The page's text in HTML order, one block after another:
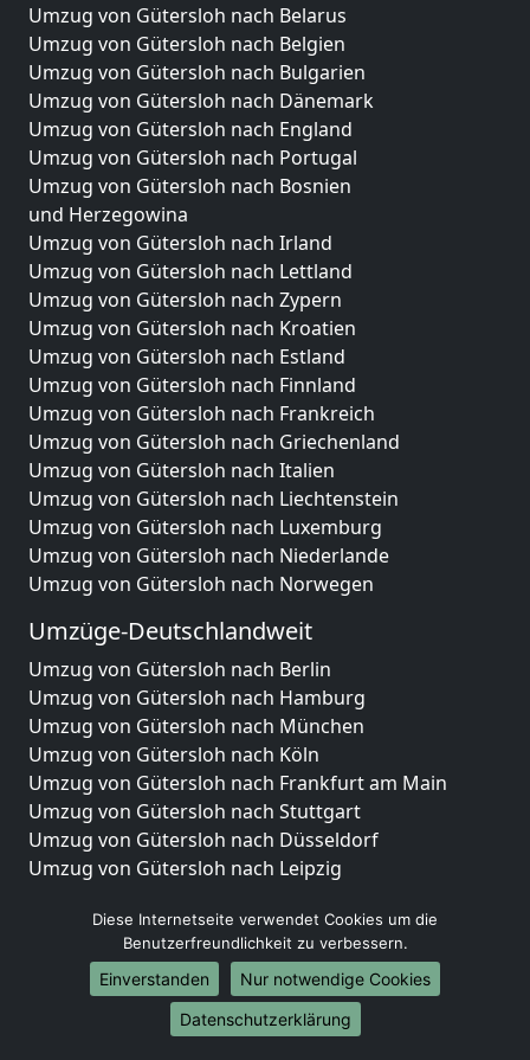
Umzug von Gütersloh nach Belarus
Umzug von Gütersloh nach Belgien
Umzug von Gütersloh nach Bulgarien
Umzug von Gütersloh nach Dänemark
Umzug von Gütersloh nach England
Umzug von Gütersloh nach Portugal
Umzug von Gütersloh nach Bosnien
und Herzegowina
Umzug von Gütersloh nach Irland
Umzug von Gütersloh nach Lettland
Umzug von Gütersloh nach Zypern
Umzug von Gütersloh nach Kroatien
Umzug von Gütersloh nach Estland
Umzug von Gütersloh nach Finnland
Umzug von Gütersloh nach Frankreich
Umzug von Gütersloh nach Griechenland
Umzug von Gütersloh nach Italien
Umzug von Gütersloh nach Liechtenstein
Umzug von Gütersloh nach Luxemburg
Umzug von Gütersloh nach Niederlande
Umzug von Gütersloh nach Norwegen
Umzüge-Deutschlandweit
Umzug von Gütersloh nach Berlin
Umzug von Gütersloh nach Hamburg
Umzug von Gütersloh nach München
Umzug von Gütersloh nach Köln
Umzug von Gütersloh nach Frankfurt am Main
Umzug von Gütersloh nach Stuttgart
Umzug von Gütersloh nach Düsseldorf
Umzug von Gütersloh nach Leipzig
Umzug von Gütersloh nach Essen
Umzug von Gütersloh nach Bremen
Umzug von Gütersloh nach Dresden
Umzug von Gütersloh nach Hannover
Umzug von Gütersloh nach Nürnberg
Diese Internetseite verwendet Cookies um die
Benutzerfreundlichkeit zu verbessern.
Einverstanden
Nur notwendige Cookies
Datenschutzerklärung